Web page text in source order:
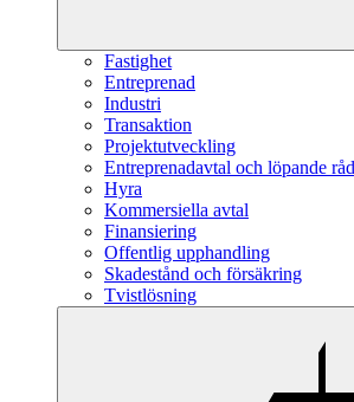
Fastighet
Entreprenad
Industri
Transaktion
Projektutveckling
Entreprenadavtal och löpande
Hyra
Kommersiella avtal
Finansiering
Offentlig upphandling
Skadestånd och försäkring
Tvistlösning